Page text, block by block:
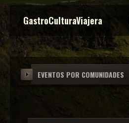
GastroCulturaViajera
EVENTOS POR COMUNIDADES